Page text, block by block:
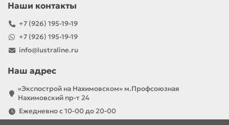
Наши контакты
+7 (926) 195-19-19
+7 (926) 195-19-19
info@lustraline.ru
Наш адрес
«Экспострой на Нахимовском» м.Профсоюзная
Нахимовский пр-т 24
Ежедневно с 10-00 до 20-00